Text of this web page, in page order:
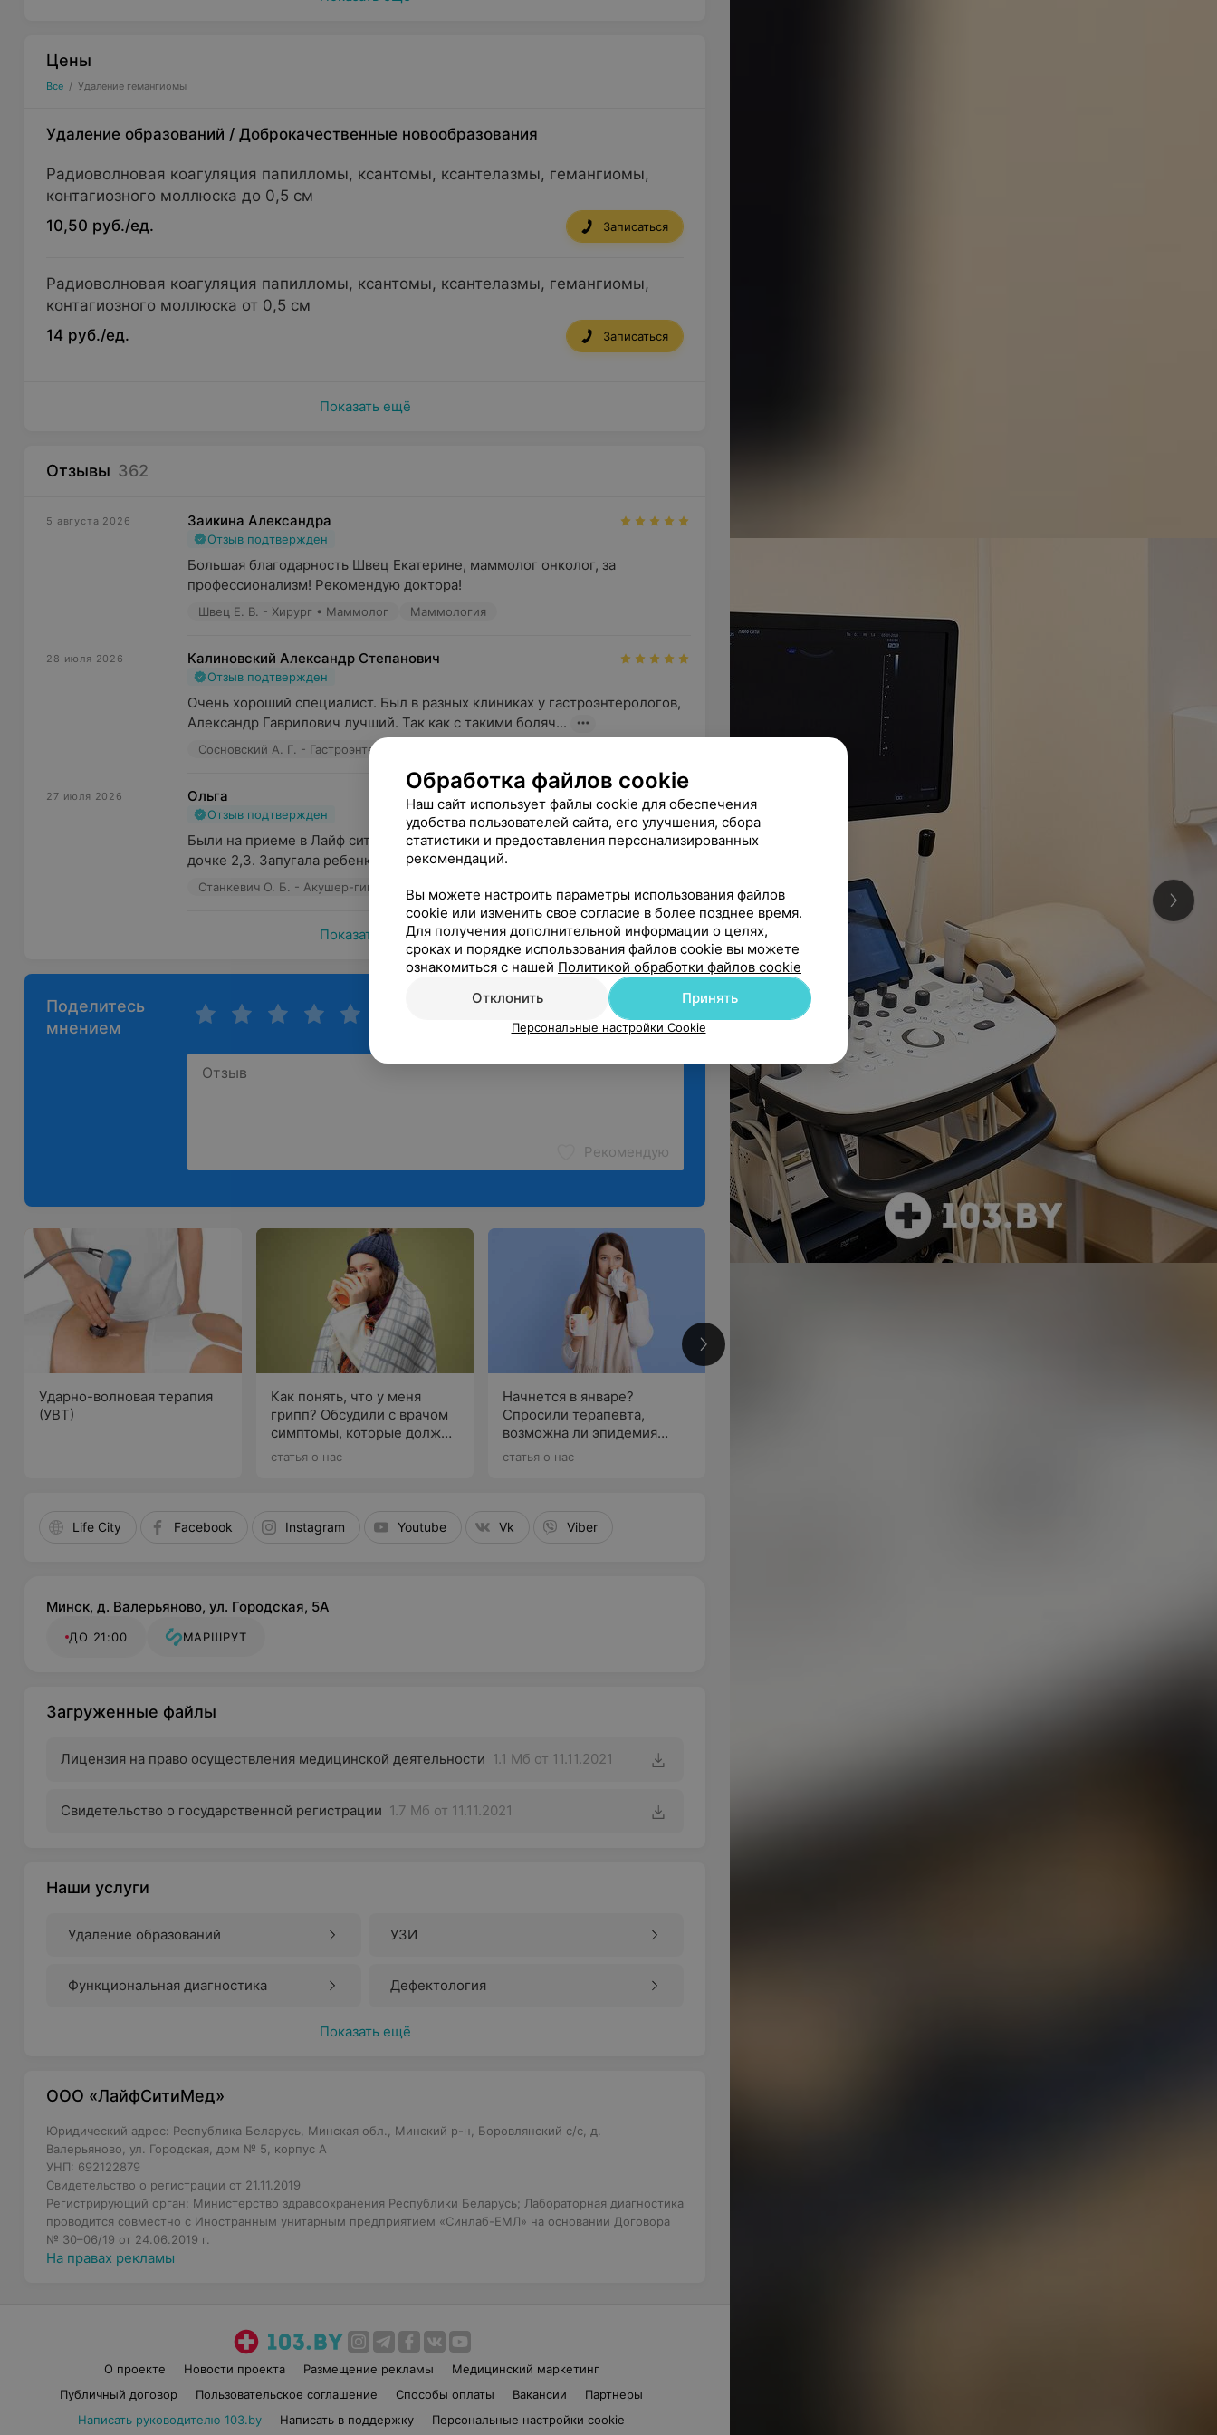
Цены
Все / Удаление гемангиомы
Удаление образований /Доброкачественные новообразования
Радиоволновая коагуляция папилломы, ксантомы, ксантелазмы, гемангиомы,
контагиозного моллюска до 0,5 см
10,50 руб./ед.
Записаться
Радиоволновая коагуляция папилломы, ксантомы, ксантелазмы, гемангиомы,
контагиозного моллюска от 0,5 см
14 руб./ед.
Записаться
Показать ещё
Отзывы 362
5 августа 2026 Заикина Александра
Отзыв подтвержден
Большая благодарность Швец Екатерине, маммолог онколог, за
профессионализм! Рекомендую доктора!
Швец Е. В. - Хирург • Маммолог Маммология
28 июля 2026 Калиновский Александр Степанович
Отзыв подтвержден
Очень хороший специалист. Был в разных клиниках у гастроэнтерологов,
Александр Гаврилович лучший. Так как с такими боляч...
Сосновский А. Г. - Гастроэнтеролог
27 июля 2026 Ольга
Отзыв подтвержден
Были на приеме в Лайф сити мед , нужен был осмотр ребенку в садик ,
дочке 2,3. Запугала ребенка во время приема ,у котор...
Станкевич О. Б. - Акушер-гинеколог • Детский гинеколог
Показать ещё
Поделитесь
мнением
Рекомендую
Ударно-волновая терапия
(УВТ)
Как понять, что у меня
грипп? Обсудили с врачом
симптомы, которые должны
насторожить
статья о нас
Начнется в январе?
Спросили терапевта,
возможна ли эпидемия
гриппа и ковида в этом
статья о нас
Life City Facebook Instagram Youtube Vk Viber
Минск, д. Валерьяново, ул. Городская, 5А
ДО 21:00 МАРШРУТ
Загруженные файлы
Лицензия на право осуществления медицинской деятельности 1.1 Мб от 11.11.2021
Свидетельство о государственной регистрации 1.7 Мб от 11.11.2021
Наши услуги
Удаление образований УЗИ
Функциональная диагностика Дефектология
Показать ещё
ООО «ЛайфСитиМед»
Юридический адрес: Республика Беларусь, Минская обл., Минский р-н, Боровлянский с/с, д.
Валерьяново, ул. Городская, дом № 5, корпус А
УНП: 692122879
Свидетельство о регистрации от 21.11.2019
Регистрирующий орган: Министерство здравоохранения Республики Беларусь; Лабораторная диагностика
проводится совместно с Иностранным унитарным предприятием «Синлаб-ЕМЛ» на основании Договора
№ 30–06/19 от 24.06.2019 г.
На правах рекламы
О проекте Новости проекта Размещение рекламы
Медицинский маркетинг
Публичный договор
Пользовательское соглашение Способы оплаты Вакансии
Партнеры
Написать руководителю 103.by
Написать в поддержку Персональные настройки cookie
Обработка файлов cookie
Наш сайт использует файлы cookie для обеспечения
удобства пользователей сайта, его улучшения, сбора
статистики и предоставления персонализированных
рекомендаций.
Вы можете настроить параметры использования файлов
cookie или изменить свое согласие в более позднее время.
Для получения дополнительной информации о целях,
сроках и порядке использования файлов cookie вы можете
ознакомиться с нашей Политикой обработки файлов cookie
Отклонить
Принять
Персональные настройки Cookie